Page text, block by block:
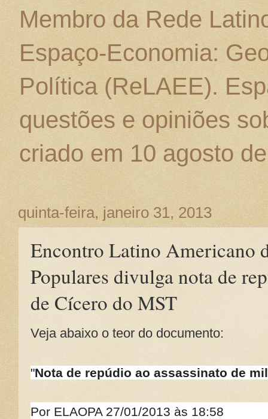
Membro da Rede
Espaço-Economia:
Política (ReLAEE).
questões e opiniões
criado em 10 agosto
quinta-feira, janeiro 31, 2013
Encontro Latino Americano
Populares divulga nota de
de Cícero do MST
Veja abaixo o teor do documento:
"Nota de repúdio ao assassinato de
Por ELAOPA 27/01/2013 às 18:58